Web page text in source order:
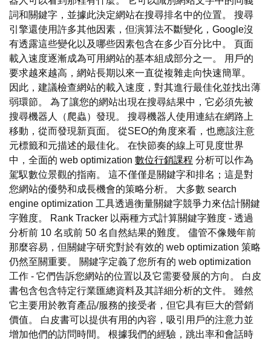
詞和關鍵字，並據此決定網站在搜尋排名中的位置。 搜尋
引擎還使用許多其他因素，但演算法不斷變化，Google沒
有透露這些變化以及哪些因素包含在多少百分比中。 頁面
載入速度逐漸成為可用網站的基本組成部分之一。 用戶的
要求越來越高，網站長期以來一直從複雜走向快速簡單。
因此，建議檢查網站的載入速度，對其進行最佳化並找出薄
弱環節。 為了讓您的網站出現在搜尋結果中，它必須先被
搜尋機器人（爬蟲）發現。 搜尋機器人使用連結在網路上
移動，從而發現新頁面。 從SEO的角度來看，也應該注意
元標籤和元描述的最佳化。 在快節奏的線上可見度世界
中，全面的 web optimization 數位行銷課程 分析可以作為
駕馭數位景觀的指南。 這不僅僅是關鍵字和排名；這是對
您網站的優勢和成長機會的策略分析。 大多數 search
engine optimization 工具透過衡量關鍵字競爭力來估計關鍵
字難度。 Rank Tracker 以兩種方式計算關鍵字難度 - 透過
分析前 10 名或前 50 名自然結果的難度。 儘管不像幾年前
那麼容易，但關鍵字研究對於有效的 web optimization 策略
仍然至關重要。 關鍵字定義了您所有的 web optimization
工作 - 它們告訴您網站的位置以及它需要發展的方向。 白皮
書包含包含特定行業匯總資料及其詳細分析的文件。 雖然
它主要用於教育產品/服務的接受者，但它具有巨大的營銷
價值。 白皮書可以提供有用的內容，吸引用戶的注意力並
增加他們的訪問時間。 根據我們的經驗，跳出率和會話時